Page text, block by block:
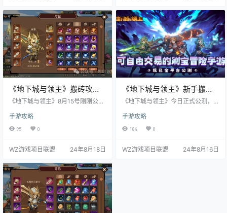
戏想要搬砖就得练级，游戏很多活
动达到一定等级才可以做。不升
级，别人50级了，你才20级，打的
20级装备自然卖不出去，卖不了
钱。 在地下城与领主这款…
可完成。 游戏优缺点： 先说优点:操
作简单，玩法简单，交易自由官方
也不限制交易（官方群里成天叫卖
收货客服不管） 投入低30月卡一
张，玩个10多天仅…
《地下城与领主》搬砖攻
略，自由交易不限价
《地下城与领主》8月15号刚刚公测
可以自由交易，自由定价，很方
便，不愁卖喜欢的可以看看。 主要
玩法刷图，刷图掉的装备材料可以
走，20级刷深渊，倒金用箱子倒。
先，最传统的交易方式是通过摆摊
频道发布消息，展示自己的摊位。
玩家只需点击背包，选择“摆摊”功
能，挑选需要上架的物品，并自行
设定售价。若激活了皇室特权，还…
手游攻略
95 0
WZ游戏项目联盟 24年8月18日
《地下城与领主》新手搬砖
攻略，可自由交易的刷宝冒
《地下城与领主》今日正式公测，
拿不下版号，只能一次又一次的内
测，但是别看内测，很多人内测就
开始搬砖了。 地下城与领主新人起
所措怎么办？新人前期面对游戏流
手游攻略
184 0
WZ游戏项目联盟 24年8月16日